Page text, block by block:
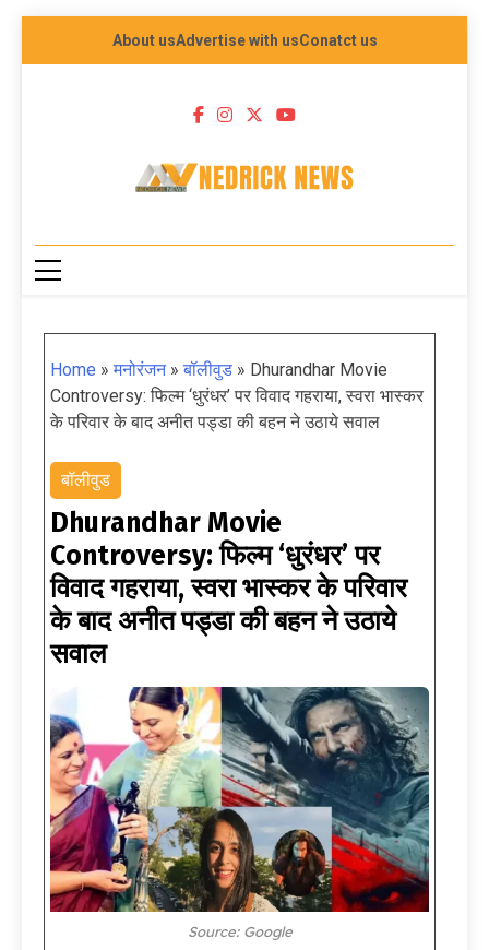
About usAdvertise with usConatct us
NEDRICK NEWS
Home »मनोरंजन»बॉलीवुड » Dhurandhar Movie
Controversy: फिल्म ‘धुरंधर’ पर विवाद गहराया, स्वरा भास्कर
के परिवार के बाद अनीत पड्डा की बहन ने उठाये सवाल
बॉलीवुड
Dhurandhar Movie
Controversy: फिल्म ‘धुरंधर’ पर
विवाद गहराया, स्वरा भास्कर के परिवार
के बाद अनीत पड्डा की बहन ने उठाये
सवाल
Source: Google